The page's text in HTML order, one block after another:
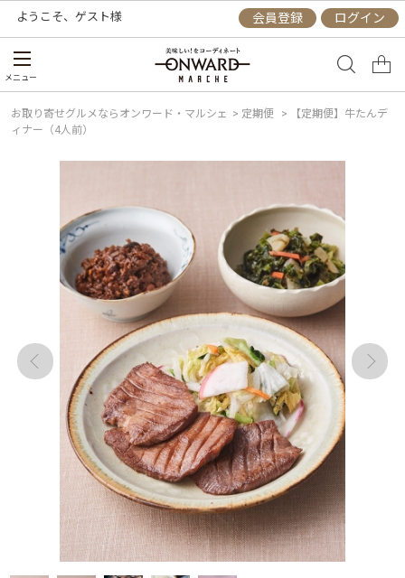
ようこそ、 ゲスト様 会員登録 ログイン
メニュー
お取り寄せグルメならオンワード・マルシェ > 定期便 >
【定期便】牛たんデ
ィナー（4人前）